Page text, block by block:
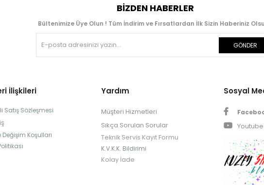
BIZDEN HABERLER
Bültenimize Üye Olun ! Tüm İndirim ve Fırsatlardan İlk Sizin Haberiniz
GÖNDER
İlişkileri
Satış Sözleşmesi
Değişim Koşulları
Yardım
Müşteri Hizmetleri
Sıkça Sorulan Sorular
Teknik Servis Kayıt Formu
K.V.K.K. Bildirimi
Kolay İade
Sosyal
Youtube